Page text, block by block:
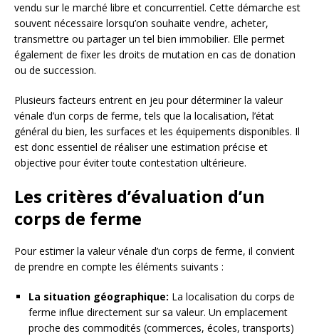
vendu sur le marché libre et concurrentiel. Cette démarche est
souvent nécessaire lorsqu’on souhaite vendre, acheter,
transmettre ou partager un tel bien immobilier. Elle permet
également de fixer les droits de mutation en cas de donation
ou de succession.
Plusieurs facteurs entrent en jeu pour déterminer la valeur
vénale d’un corps de ferme, tels que la localisation, l’état
général du bien, les surfaces et les équipements disponibles. Il
est donc essentiel de réaliser une estimation précise et
objective pour éviter toute contestation ultérieure.
Les critères d’évaluation d’un
corps de ferme
Pour estimer la valeur vénale d’un corps de ferme, il convient
de prendre en compte les éléments suivants :
La situation géographique: La localisation du corps de
ferme influe directement sur sa valeur. Un emplacement
proche des commodités (commerces, écoles, transports)